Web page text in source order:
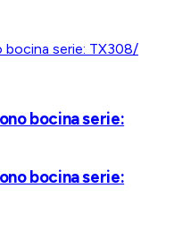
bocina serie:
bocina serie: